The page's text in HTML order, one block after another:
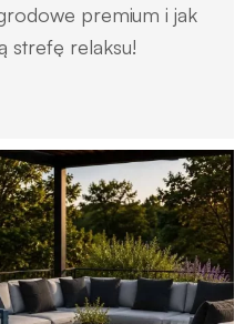
premium i jak
strefę relaksu!